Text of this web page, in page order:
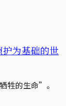
为基础的世
牲的生命”。